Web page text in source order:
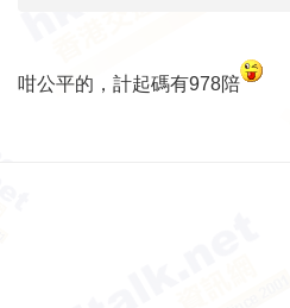
咁公平的，計起碼有978陪